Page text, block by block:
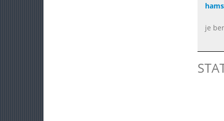
je